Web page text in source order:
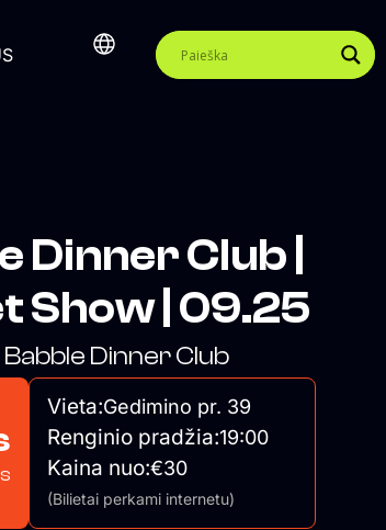
Dinner Club |
Show | 09.25
Babble Dinner Club
Vieta:Gedimino pr. 39
Renginio pradžia:19:00
Kaina nuo:€30
(Bilietai perkami internetu)